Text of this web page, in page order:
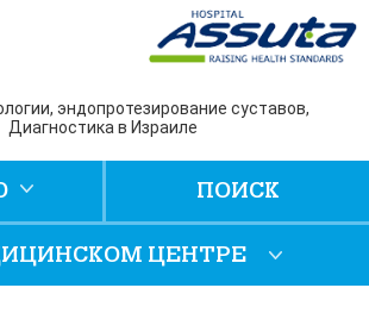
эндопротезирование суставов,
Диагностика в Израиле
ПОИСК
ЦЕНТРЕ